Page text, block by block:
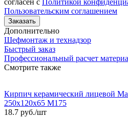
Пользовательским соглашением
Заказать
Дополнительно
Шефмонтаж и технадзор
Быстрый заказ
Профессиональный расчет
Смотрите также
Кирпич керамический лицевой
250х120х65 М175
18.7 руб./шт